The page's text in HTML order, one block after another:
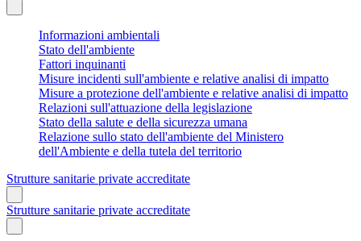
Informazioni ambientali
Stato dell'ambiente
Fattori inquinanti
Misure incidenti sull'ambiente e relative analisi di impatto
Misure a protezione dell'ambiente e relative analisi di impatto
Relazioni sull'attuazione della legislazione
Stato della salute e della sicurezza umana
Relazione sullo stato dell'ambiente del Ministero
dell'Ambiente e della tutela del territorio
Strutture sanitarie private accreditate
Strutture sanitarie private accreditate